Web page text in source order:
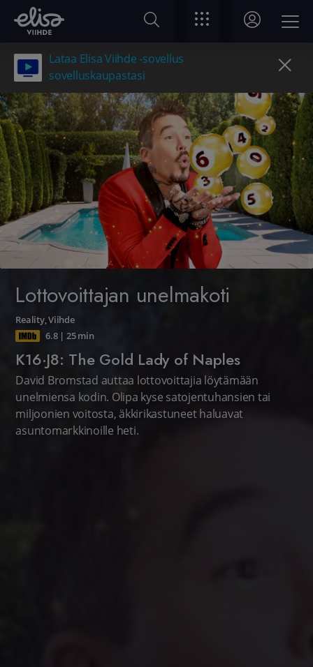
Lataa Elisa Viihde -sovellus
sovelluskaupastasi
Lottovoittajan unelmakoti
Reality,Viihde
6.8| 25 min
K16·J8: The Gold Lady of Naples
David Bromstad auttaa lottovoittajia löytämään
unelmiensa kodin. Olipa kyse satojentuhansien tai
miljoonien voitosta, äkkirikastuneet haluavat
asuntomarkkinoille heti.